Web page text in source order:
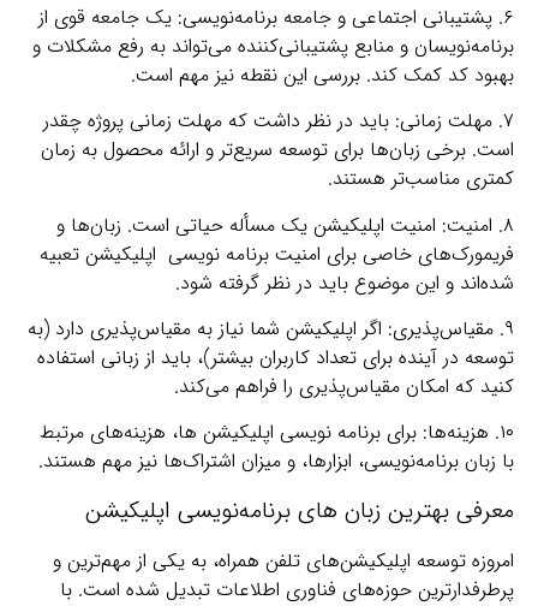
۶. پشتیبانی اجتماعی و جامعه برنامه‌نویسی: یک جامعه قوی از
برنامه‌نویسان و منابع پشتیبانی‌کننده می‌تواند به رفع مشکلات و
بهبود کد کمک کند. بررسی این نقطه نیز مهم است.
۷. مهلت زمانی: باید در نظر داشت که مهلت زمانی پروژه چقدر
است. برخی زبان‌ها برای توسعه سریع‌تر و ارائه محصول به زمان
کمتری مناسب‌تر هستند.
۸. امنیت: امنیت اپلیکیشن یک مسأله حیاتی است. زبان‌ها و
فریمورک‌های خاصی برای امنیت برنامه ‌نویسی اپلیکیشن تعبیه
شده‌اند و این موضوع باید در نظر گرفته شود.
۹. مقیاس‌پذیری: اگر اپلیکیشن شما نیاز به مقیاس‌پذیری دارد (به
توسعه در آینده برای تعداد کاربران بیشتر)، باید از زبانی استفاده
کنید که امکان مقیاس‌پذیری را فراهم می‌کند.
۱۰. هزینه‌ها: برای برنامه نویسی اپلیکیشن ها، هزینه‌های مرتبط
با زبان برنامه‌نویسی، ابزار‌ها، و میزان اشتراک‌ها نیز مهم هستند.
معرفی بهترین زبان های برنامه‌نویسی اپلیکیشن
امروزه توسعه اپلیکیشن‌های تلفن همراه، به یکی از مهم‌ترین و
پرطرفدارترین حوزه‌های فناوری اطلاعات تبدیل شده است. با